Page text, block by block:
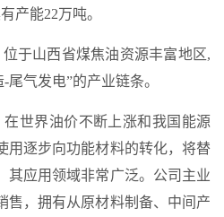
产能22万吨。
位于山西省煤焦油资源丰富地区,
气发电”的产业链条。
在世界油价不断上涨和我国能源
用逐步向功能材料的转化，将替
其应用领域非常广泛。公司主业
售，拥有从原材料制备、中间产